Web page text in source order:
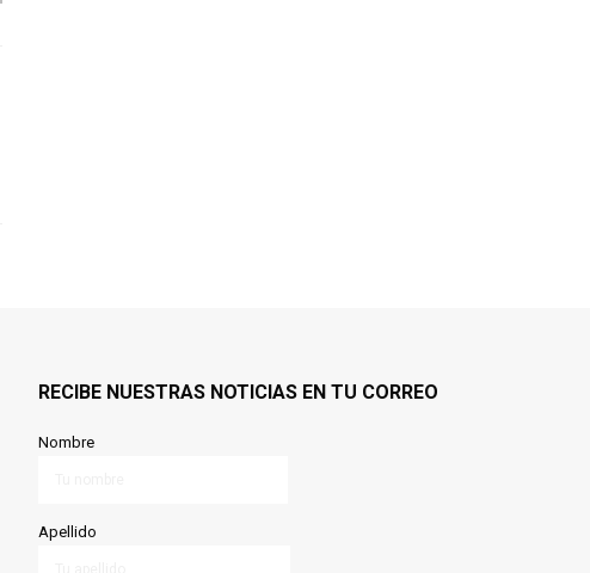
RECIBE NUESTRAS NOTICIAS EN TU CORREO
Nombre
Apellido